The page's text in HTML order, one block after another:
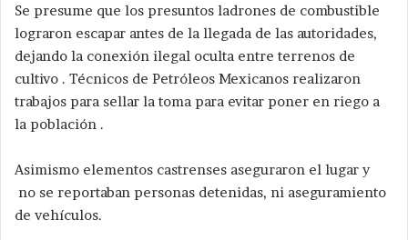
Se presume que los presuntos ladrones de combustible
lograron escapar antes de la llegada de las autoridades,
dejando la conexión ilegal oculta entre terrenos de
cultivo . Técnicos de Petróleos Mexicanos realizaron
trabajos para sellar la toma para evitar poner en riego a
la población .
Asimismo elementos castrenses aseguraron el lugar y
no se reportaban personas detenidas, ni aseguramiento
de vehículos.